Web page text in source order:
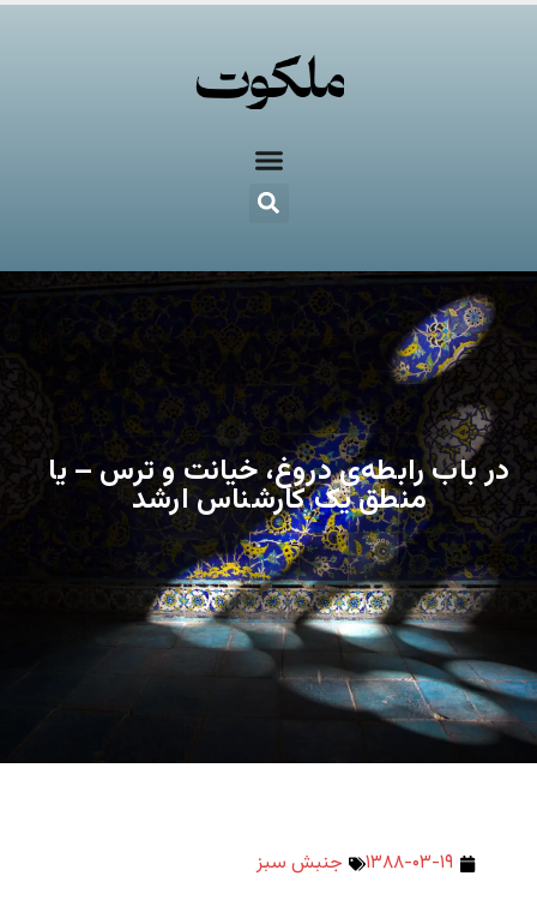
در باب رابطه‌ی دروغ، خیانت و ترس – یا
منطق یک کارشناس ارشد
۱۳۸۸-۰۳-۱۹ جنبش سبز